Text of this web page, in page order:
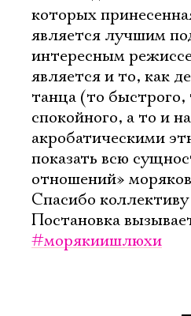
которых
является лучшим
интересным
является и то, как
танца (то
спокойного, а то и
акробатическими
показать всю
отношений»
Спасибо коллективу
Постановка
#морякиишлюхи